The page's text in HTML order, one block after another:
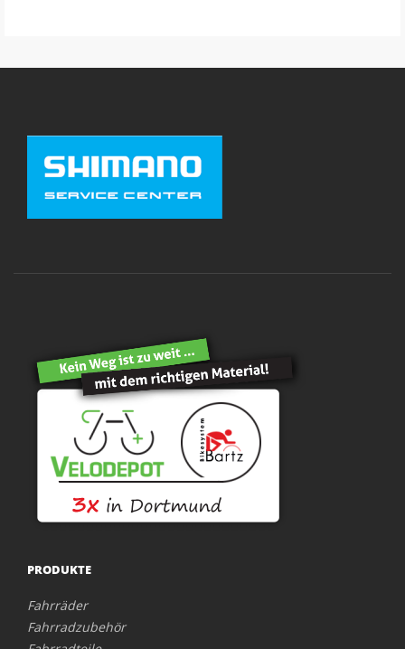
PRODUKTE
Fahrräder
Fahrradzubehör